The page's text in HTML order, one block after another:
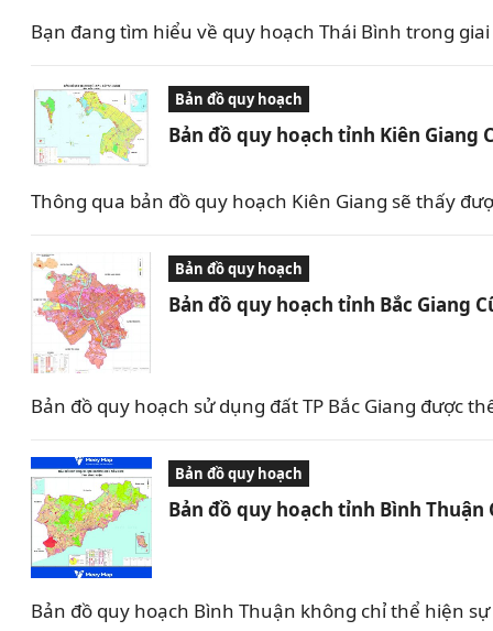
Bạn đang tìm hiểu về quy hoạch Thái Bình trong
Bản đồ quy hoạch
Bản đồ quy hoạch tỉnh Kiên Giang
Thông qua bản đồ quy hoạch Kiên Giang sẽ thấy
Bản đồ quy hoạch
Bản đồ quy hoạch tỉnh Bắc Giang
Bản đồ quy hoạch sử dụng đất TP Bắc Giang được
Bản đồ quy hoạch
Bản đồ quy hoạch tỉnh Bình Thuận
Bản đồ quy hoạch Bình Thuận không chỉ thể hiện